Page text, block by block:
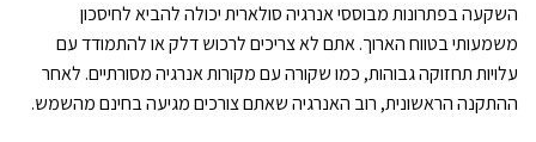
השקעה בפתרונות מבוססי אנרגיה סולארית יכולה להביא לחיסכון
משמעותי בטווח הארוך. אתם לא צריכים לרכוש דלק או להתמודד עם
עלויות תחזוקה גבוהות, כמו שקורה עם מקורות אנרגיה מסורתיים. לאחר
ההתקנה הראשונית, רוב האנרגיה שאתם צורכים מגיעה בחינם מהשמש.